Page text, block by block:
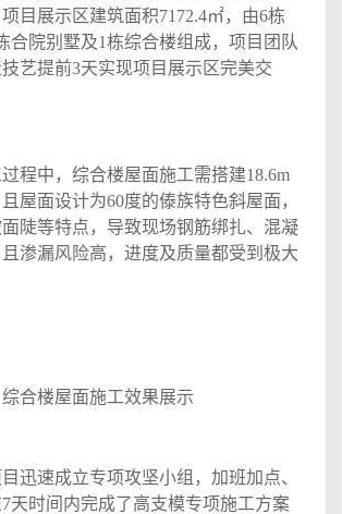
目展示区建筑面积7172.4㎡，由6栋
合院别墅及1栋综合楼组成，项目团队
艺提前3天实现项目展示区完美交
程中，综合楼屋面施工需搭建18.6m
屋面设计为60度的傣族特色斜屋面，
陡等特点，导致现场钢筋绑扎、混凝
渗漏风险高，进度及质量都受到极大
综合楼屋面施工效果展示
迅速成立专项攻坚小组，加班加点、
7天时间内完成了高支模专项施工方案